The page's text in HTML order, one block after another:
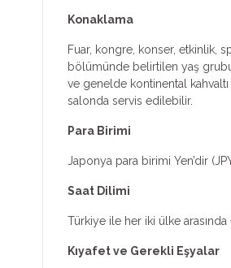
Konaklama
Fuar, kongre, konser, etkinlik,
bölümünde belirtilen yaş
ve genelde kontinental
salonda servis edilebilir.
Para Birimi
Japonya para birimi Yen’dir
Saat Dilimi
Türkiye ile her iki ülke
Kıyafet ve Gerekli Eşyalar